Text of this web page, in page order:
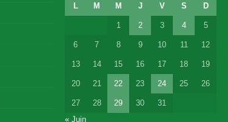
L M M J V S D
1 2 3 4 5
6 7 8 9 10 11 12
13 14 15 16 17 18 19
20 21 22 23 24 25 26
27 28 29 30
31
« Juin